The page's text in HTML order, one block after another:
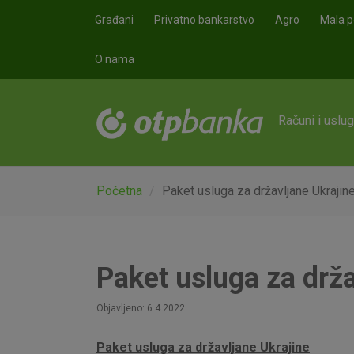
Građani Privatno bankarstvo Agro Mala
O nama
Računi i
Početna Paket usluga za državljane Ukrajine
Paket usluga za
Objavljeno: 6.4.2022
Paket usluga za državljane Ukrajine